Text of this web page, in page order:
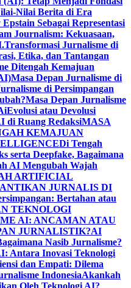
Nilai Berita di Era
Sebagai Representasi
Journalism: Kekuasaan,
Transformasi Jurnalisme di
Etika, dan Tantangan
Ditengah Kemajuan
Masa Depan Jurnalisme di
di Persimpangan
Masa Depan Jurnalisme
Evolusi atau Devolusi
di Ruang RedaksiMASA
KEMAJUAN
Di Tengah
serta Deepfake, Bagaimana
AI Mengubah Wajah
ARTIFICIAL
JURNALIS DI
Bertahan atau
TEKNOLOGI
AI: ANCAMAN ATAU
JURNALISTIK?AI
Nasib Jurnalisme?
Antara Inovasi Teknologi
dan Empati: Dilema
IndonesiaAkankah